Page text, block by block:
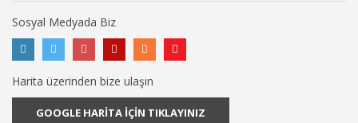
Sosyal Medyada Biz
Harita üzerinden bize ulaşın
GOOGLE HARİTA İÇİN TIKLAYINIZ